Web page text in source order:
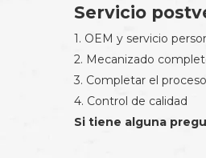
Servicio
1. OEM y servicio
2. Mecanizado
3. Completar el
4. Control de calidad
Si tiene alguna